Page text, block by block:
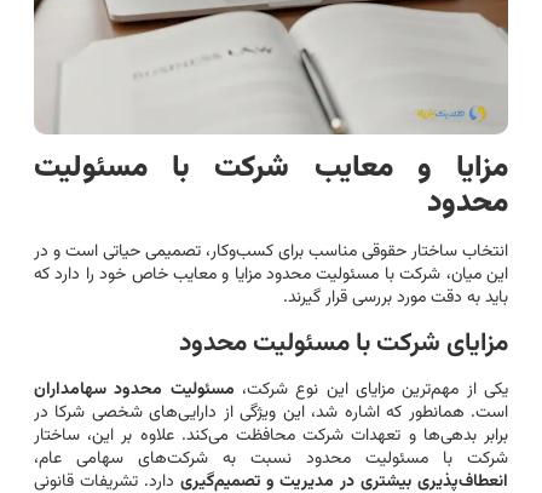
مزایا و معایب شرکت با مسئولیت
محدود
انتخاب ساختار حقوقی مناسب برای کسب‌وکار، تصمیمی حیاتی است و در
این میان، شرکت با مسئولیت محدود مزایا و معایب خاص خود را دارد که
باید به دقت مورد بررسی قرار گیرند.
مزایای شرکت با مسئولیت محدود
یکی از مهم‌ترین مزایای این نوع شرکت، مسئولیت محدود سهامداران
است. همانطور که اشاره شد، این ویژگی از دارایی‌های شخصی شرکا در
برابر بدهی‌ها و تعهدات شرکت محافظت می‌کند. علاوه بر این، ساختار
شرکت با مسئولیت محدود نسبت به شرکت‌های سهامی عام،
انعطاف‌پذیری بیشتری در مدیریت و تصمیم‌گیری دارد. تشریفات قانونی